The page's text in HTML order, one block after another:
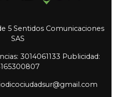
5 Sentidos Comunicaciones
SAS
3014061133 Publicidad: